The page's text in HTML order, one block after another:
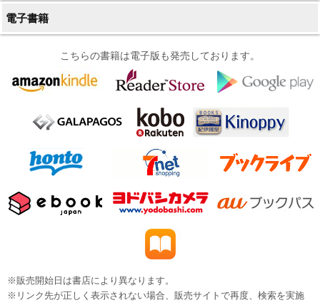
電子書籍
こちらの書籍は電子版も発売しております。
※販売開始日は書店により異なります。
※リンク先が正しく表示されない場合、販売サイトで再度、検索を実施